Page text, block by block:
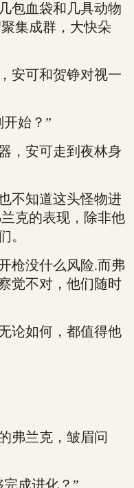
包血袋和几具动物
集成群，大快朵
可和贺铮对视一
始？”
安可走到夜林身
知道这头怪物进
克的表现，除非他
。
没什么风险.而弗
觉不对，他们随时
如何，都值得他
兰克，皱眉问
成进化？”